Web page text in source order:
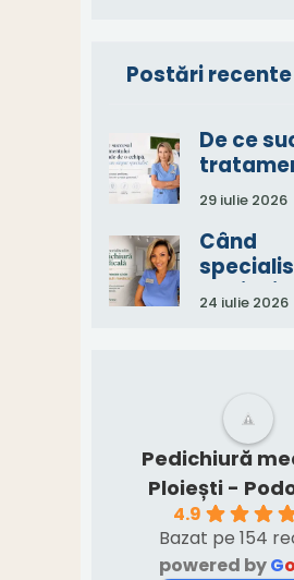
Postări recente
De ce
depinde
singur
29 iulie 2026
Când
24 iulie 2026
Pedichiură
Ploiești -
4.9
Bazat pe 154
powered byGo